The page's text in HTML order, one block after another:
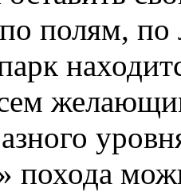
полям,
похода